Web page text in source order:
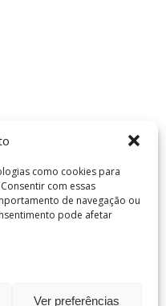
como cookies para
com essas
de navegação ou
pode afetar
Ver preferências